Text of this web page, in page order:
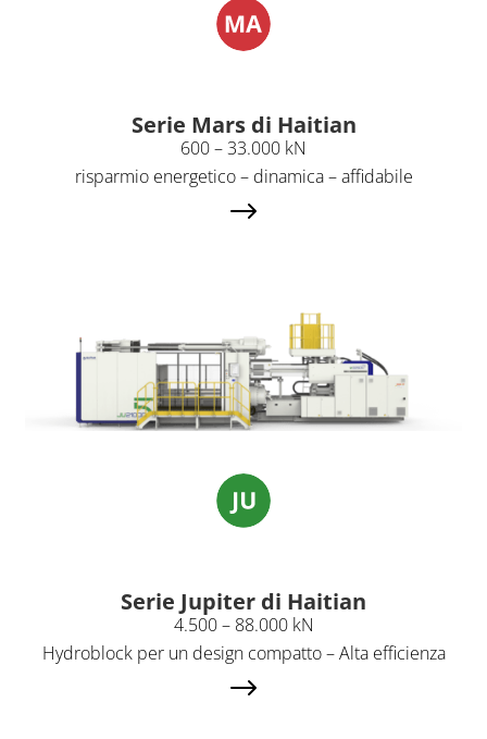
Serie Mars di Haitian
600 – 33.000 kN
risparmio energetico – dinamica – affidabile
$
Serie Jupiter di Haitian
4.500 – 88.000 kN
Hydroblock per un design compatto – Alta efficienza
$